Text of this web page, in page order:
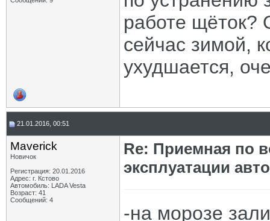
работе щёток?
сейчас зимой,
ухудшается,
21.01.2016, 00:51
Maverick
Новичок
Регистрация: 20.01.2016
Адрес: г. Кстово
Автомобиль: LADA Vesta
Возраст: 41
Сообщений: 4
Re: Приемная по
эксплуатации
-на морозе